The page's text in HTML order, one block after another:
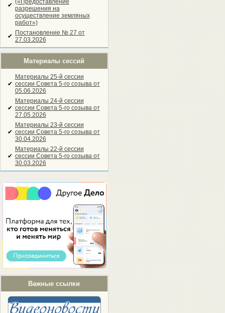
✔ («Предоставление
разрешения на
осуществление земляных
работ»)
✔ Постановление № 27 от
27.03.2026
Материалы сессий
✔
Материалы 25-й сессии
сессии Совета 5-го созыва от
05.06.2026
✔
Материалы 24-й сессии
сессии Совета 5-го созыва от
27.05.2026
✔
Материалы 23-й сессии
сессии Совета 5-го созыва от
30.04.2026
✔
Материалы 22-й сессии
сессии Совета 5-го созыва от
30.03.2026
Важные ссылки